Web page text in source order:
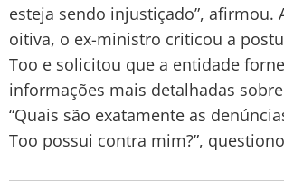
esteja sendo injustiçado”, afirmou.
oitiva, o ex-ministro criticou a
Too e solicitou que a entidade
informações mais detalhadas
“Quais são exatamente as
Too possui contra mim?”,